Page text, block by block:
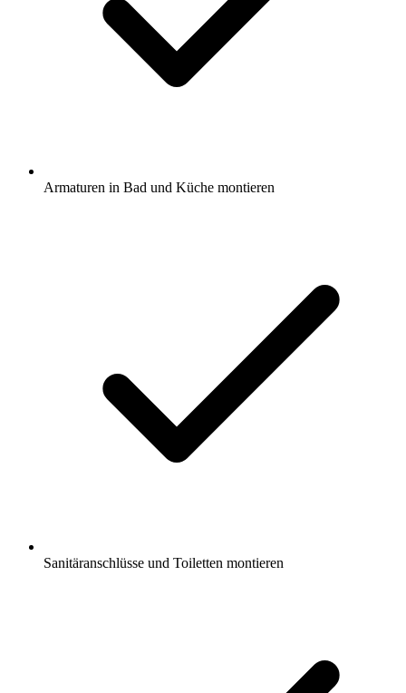
Armaturen in Bad und Küche montieren
Sanitäranschlüsse und Toiletten montieren